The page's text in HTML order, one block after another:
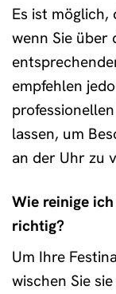
Es ist möglich,
wenn Sie über
empfehlen
lassen, um
an der Uhr zu
Wie reinige
richtig?
Um Ihre
wischen Sie